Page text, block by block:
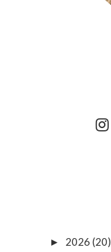
► 2026 (20)